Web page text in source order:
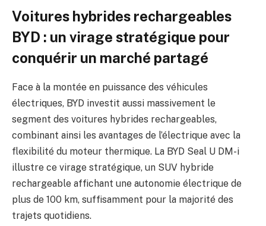
Voitures hybrides rechargeables
BYD : un virage stratégique pour
conquérir un marché partagé
Face à la montée en puissance des véhicules
électriques, BYD investit aussi massivement le
segment des voitures hybrides rechargeables,
combinant ainsi les avantages de l’électrique avec la
flexibilité du moteur thermique. La BYD Seal U DM-i
illustre ce virage stratégique, un SUV hybride
rechargeable affichant une autonomie électrique de
plus de 100 km, suffisamment pour la majorité des
trajets quotidiens.